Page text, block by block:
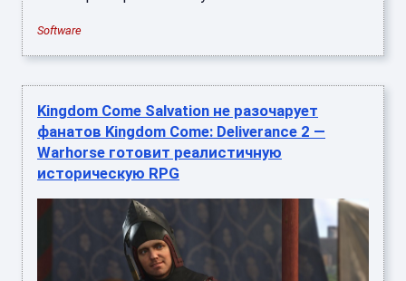
Software
Kingdom Come Salvation не разочарует
фанатов Kingdom Come: Deliverance 2 —
Warhorse готовит реалистичную
историческую RPG